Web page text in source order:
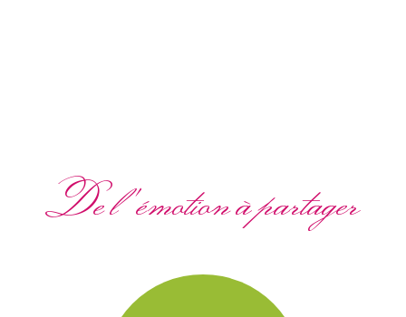
De l'émotion à partager